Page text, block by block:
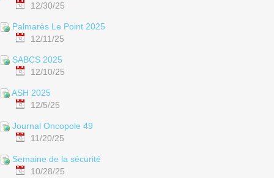
12/30/25
Palmarès Le Point 2025
12/11/25
SABCS 2025
12/10/25
ASH 2025
12/5/25
Journal Oncopole 49
11/20/25
Semaine de la sécurité
10/28/25